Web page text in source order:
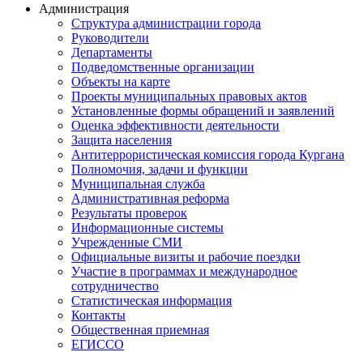
Администрация
Структура администрации города
Руководители
Департаменты
Подведомственные организации
Объекты на карте
Проекты муниципальных правовых актов
Установленные формы обращений и заявлений
Оценка эффективности деятельности
Защита населения
Антитеррористическая комиссия города Кургана
Полномочия, задачи и функции
Муниципальная служба
Административная реформа
Результаты проверок
Информационные системы
Учрежденные СМИ
Официальные визиты и рабочие поездки
Участие в программах и международное
сотрудничество
Статистическая информация
Контакты
Общественная приемная
ЕГИССО